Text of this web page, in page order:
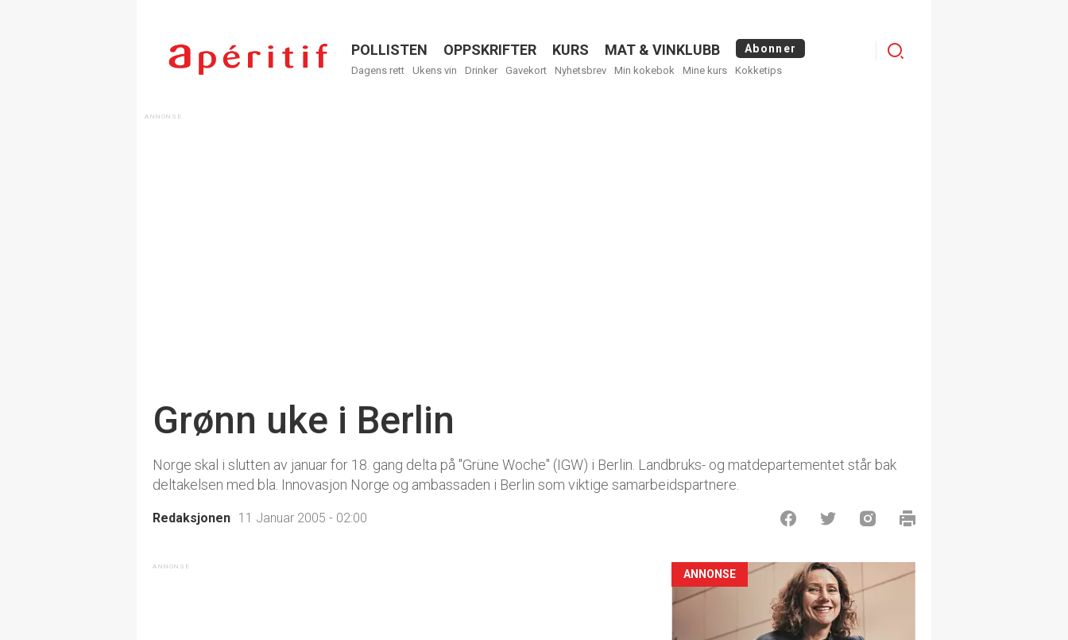
Menu
POLLISTEN OPPSKRIFTER KURS MAT & VINKLUBB Abonner
Dagens rett Ukens vin Drinker Gavekort Nyhetsbrev Min kokebok Mine kurs Kokketips
Logg
Grønn uke i Berlin
Norge skal i slutten av januar for 18. gang delta på "Grüne Woche" (IGW) i Berlin. Landbruks- og matdepartementet står bak
deltakelsen med bla. Innovasjon Norge og ambassaden i Berlin som viktige samarbeidspartnere.
Redaksjonen 11 Januar 2005 - 02:00
ANNONSE